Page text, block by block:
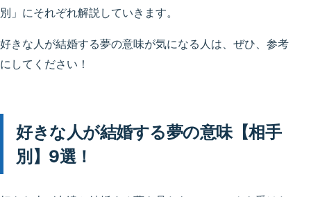
別」にそれぞれ解説していきます。
好きな人が結婚する夢の意味が気になる人は、ぜひ、参考
にしてください！
好きな人が結婚する夢の意味【相手
別】9選！